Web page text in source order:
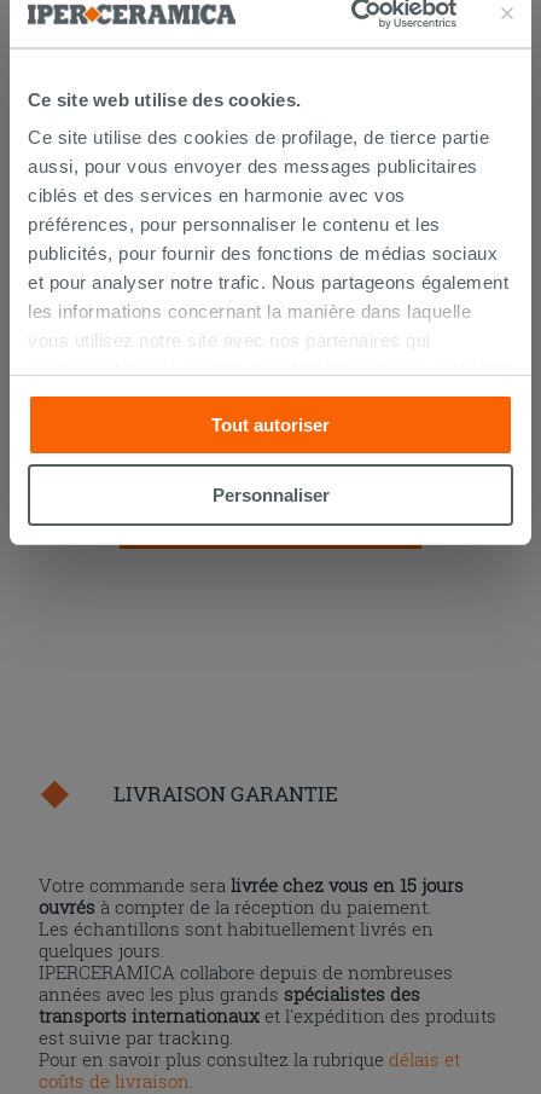
Ce site web utilise des cookies.
Ce site utilise des cookies de profilage, de tierce partie
aussi, pour vous envoyer des messages publicitaires
ciblés et des services en harmonie avec vos
préférences, pour personnaliser le contenu et les
publicités, pour fournir des fonctions de médias sociaux
et pour analyser notre trafic. Nous partageons également
les informations concernant la manière dans laquelle
vous utilisez notre site avec nos partenaires qui
et les réseaux sociaux. Lesdits partenaires pourraient
combiner ces informations avec d’autres que vous leur
avez fournies ou qu’ils ont recueillies à partir de votre
utilisation sur leurs services. Si vous souhaitez en savoir
cookies, ou à quelques-uns seulement,cliquez iciou
Tout autoriser
Personnaliser
PRODUIT ONT ÉGALEMENT
ACHETÉ
Nettoyant anticalcaire Saninet 750
14,90 € /PC
AJOUTER AU PANIER
LIVRAISON GARANTIE
Votre commande seralivrée chez vous en 15 jours
ouvrés à compter de la réception du paiement.
Les échantillons sont habituellement livrés en
quelques jours.
IPERCERAMICA collabore depuis de nombreuses
années avec les plus grands spécialistes des
transports internationaux et l'expédition des produits
est suivie par tracking.
Pour en savoir plus consultez la rubriquedélais et
coûts de livraison